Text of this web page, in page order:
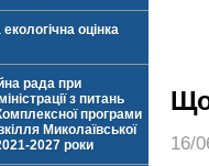
оцінка
рада при
з питань
програми
Миколаївської
2027 роки
16/